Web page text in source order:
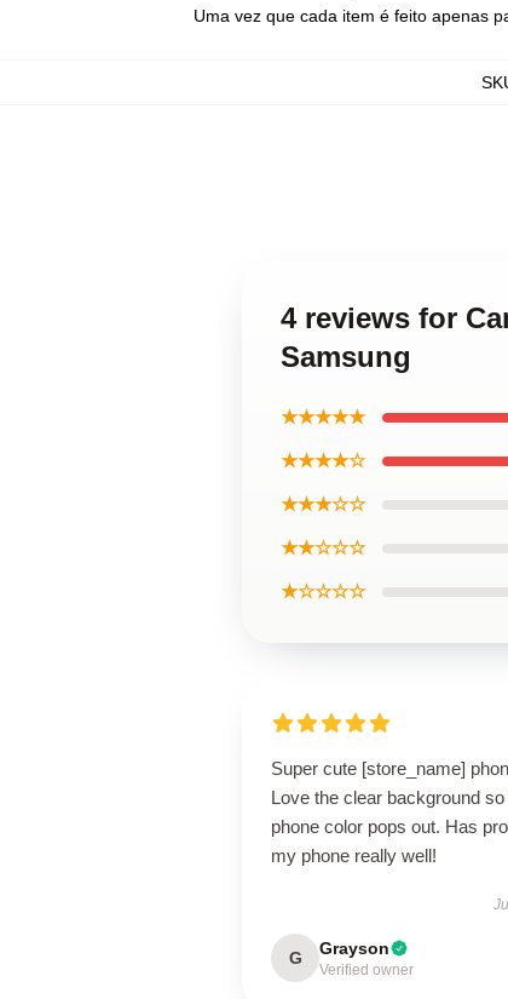
Uma vez que cada item é feito apenas
4 reviews for
Samsung
★★★★★
★★★★☆
★★★☆☆
★★☆☆☆
★☆☆☆☆
Super cute [store_name]
Love the clear background
phone color pops out. Has
my phone really well!
G Grayson
Verified owner